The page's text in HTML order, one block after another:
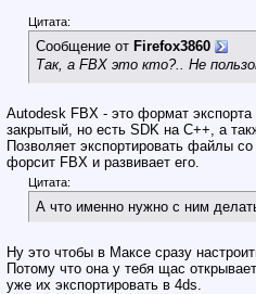
Цитата:
Сообщение от Firefox3860
Так, а FBX это кто?.. Не
Autodesk FBX - это формат
закрытый, но есть SDK на С++, а
Позволяет экспортировать файлы
форсит FBX и развивает его.
Цитата:
А что именно нужно с ним
Ну это чтобы в Максе сразу
Потому что она у тебя щас
уже их экспортировать в 4ds.